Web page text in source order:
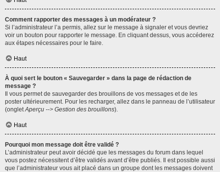
Comment rapporter des messages à un modérateur ?
Si l’administrateur l’a permis, allez sur le message à signaler et vous devriez
voir un bouton pour rapporter le message. En cliquant dessus, vous accéderez
aux étapes nécessaires pour le faire.
Haut
À quoi sert le bouton « Sauvegarder » dans la page de rédaction de
message ?
Il vous permet de sauvegarder des brouillons de vos messages et de les
poster ultérieurement. Pour les recharger, allez dans le panneau de l’utilisateur
(ongletAperçu --> Gestion des brouillons).
Haut
Pourquoi mon message doit être validé ?
L’administrateur peut avoir décidé que les messages du forum dans lequel
vous postez nécessitent d’être validés avant d’être publiés. Il est possible aussi
que l’administrateur vous ait placé dans un groupe dont les messages doivent